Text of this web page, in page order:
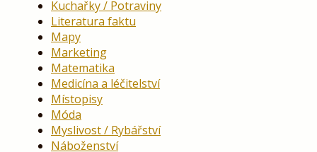
Kuchařky / Potraviny
Literatura faktu
Mapy
Marketing
Matematika
Medicína a léčitelství
Místopisy
Móda
Myslivost / Rybářství
Náboženství